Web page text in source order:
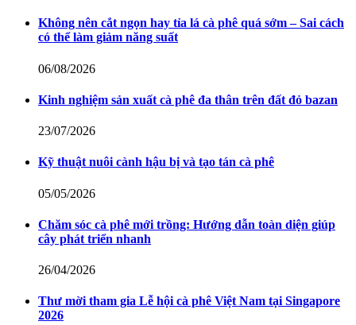
Không nên cắt ngọn hay tỉa lá cà phê quá sớm – Sai cách
có thể làm giảm năng suất
06/08/2026
Kinh nghiệm sản xuất cà phê đa thân trên đất đỏ bazan
23/07/2026
Kỹ thuật nuôi cành hậu bị và tạo tán cà phê
05/05/2026
Chăm sóc cà phê mới trồng: Hướng dẫn toàn diện giúp
cây phát triển nhanh
26/04/2026
Thư mời tham gia Lễ hội cà phê Việt Nam tại Singapore
2026